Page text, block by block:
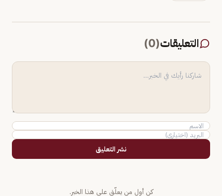
التعليقات(
0
)
نشر التعليق
كن أول من يعلّق على هذا الخبر.